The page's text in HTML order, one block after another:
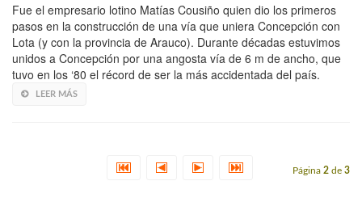
Fue el empresario lotino Matías Cousiño quien dio los primeros
pasos en la construcción de una vía que uniera Concepción con
Lota (y con la provincia de Arauco). Durante décadas estuvimos
unidos a Concepción por una angosta vía de 6 m de ancho, que
tuvo en los ‘80 el récord de ser la más accidentada del país.
LEER MÁS
Página 2 de 3